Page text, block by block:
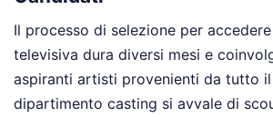
Il processo di selezione per
televisiva dura diversi mesi e
aspiranti artisti provenienti da tutto il
dipartimento casting si avvale di